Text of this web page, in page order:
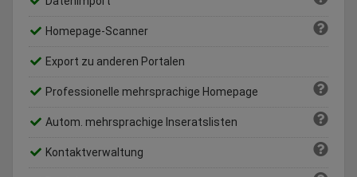
Homepage-Scanner
Export zu anderen Portalen
Professionelle mehrsprachige Homepage
Autom. mehrsprachige Inseratslisten
Kontaktverwaltung